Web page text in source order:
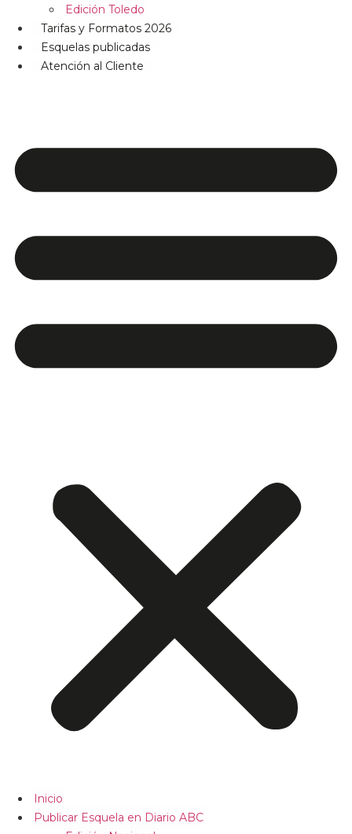
Edición Toledo
Tarifas y Formatos 2026
Esquelas publicadas
Atención al Cliente
Inicio
Publicar Esquela en Diario ABC